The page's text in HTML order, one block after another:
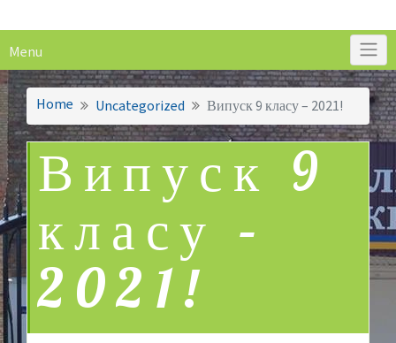
Menu
Home Uncategorized Випуск 9 класу – 2021!
Випуск 9
класу –
2021!